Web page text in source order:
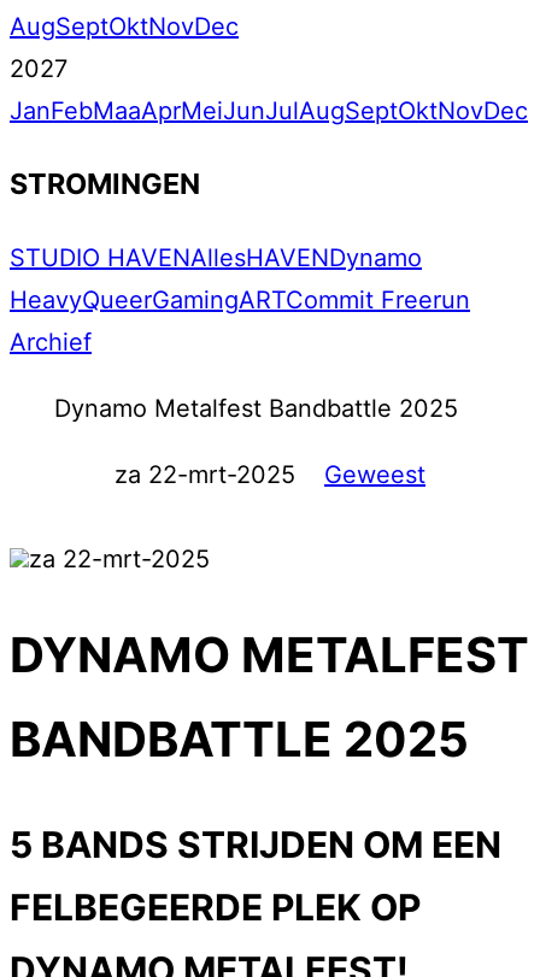
AugSeptOktNovDec
2027
JanFebMaaAprMeiJunJulAugSeptOktNovDec
STROMINGEN
STUDIO HAVENAllesHAVENDynamo
HeavyQueerGamingARTCommit Freerun
Archief
Dynamo Metalfest Bandbattle 2025
za 22-mrt-2025 Geweest
za 22-mrt-2025
DYNAMO METALFEST
BANDBATTLE 2025
5 BANDS STRIJDEN OM EEN
FELBEGEERDE PLEK OP